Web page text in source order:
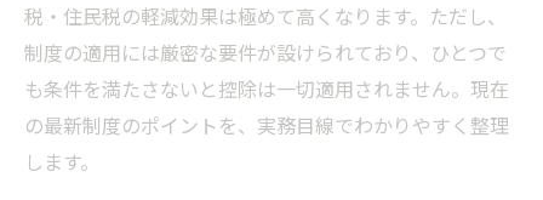
税・住民税の軽減効果は極めて高くなります。ただし、
制度の適用には厳密な要件が設けられており、ひとつで
も条件を満たさないと控除は一切適用されません。現在
の最新制度のポイントを、実務目線でわかりやすく整理
します。